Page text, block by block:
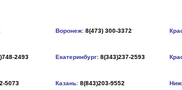
Воронеж: 8(473) 300-3372
2493 Екатеринбург: 8(343)237-2593
5073 Казань: 8(843)203-9552